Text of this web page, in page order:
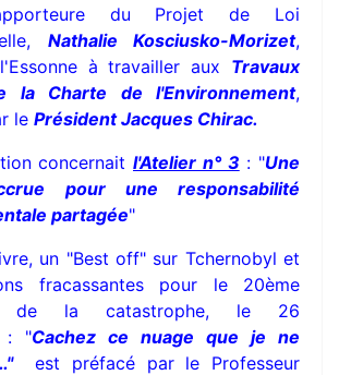
du Projet de Loi
Nathalie Kosciusko-Morizet,
à travailler aux Travaux
la Charte de l'Environnement,
le Président Jacques Chirac.
concernait l'Atelier n° 3 : "Une
pour une responsabilité
partagée"
un "Best off" sur Tchernobyl et
fracassantes pour le 20ème
de la catastrophe, le 26
: "Cachez ce nuage que je ne
est préfacé par le Professeur